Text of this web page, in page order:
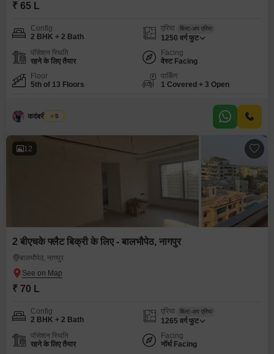
₹ 65 L
Config
2 BHK + 2 Bath
एरिया बिल्ट-अप एरिया
1250 वर्ग फुट
पॉसेशन स्थिति
रहने के लिए तैयार
Facing
वेस्ट Facing
Floor
5th of 13 Floors
पार्किंग
1 Covered + 3 Open
कदंबरी मेश्राम
5
12
2 बीएचके फ्लैट बिक्री के लिए - बालभौपेठ, नागपुर
बालभौपेठ, नागपुर
₹ 70 L
Config
2 BHK + 2 Bath
एरिया बिल्ट-अप एरिया
1265 वर्ग फुट
पॉसेशन स्थिति
रहने के लिए तैयार
Facing
नॉर्थ Facing